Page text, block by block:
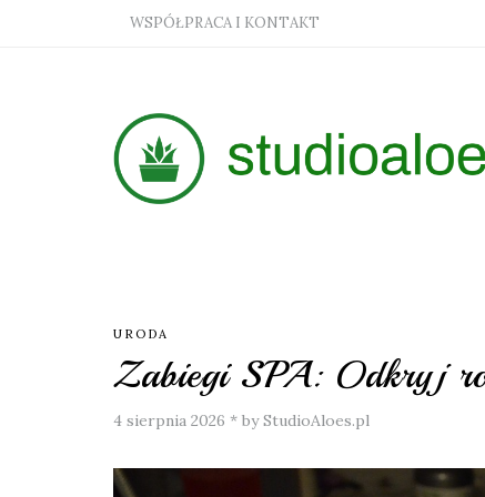
WSPÓŁPRACA I KONTAKT
URODA
Zabiegi SPA: Odkryj
4 sierpnia 2026 * by StudioAloes.pl